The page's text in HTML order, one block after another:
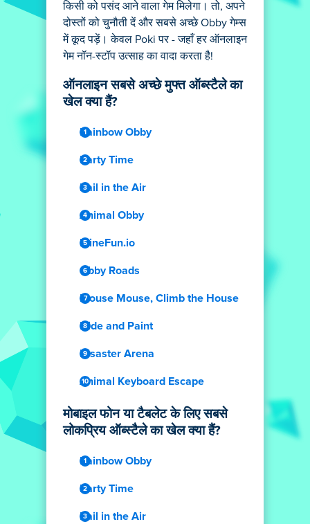
किसी को पसंद आने वाला गेम मिलेगा। तो, अपने
दोस्तों को चुनौती दें और सबसे अच्छे Obby गेम्स
में कूद पड़ें। केवल Poki पर - जहाँ हर ऑनलाइन
गेम नॉन-स्टॉप उत्साह का वादा करता है!
ऑनलाइन सबसे अच्छे मुफ्त ऑब्स्टैले का
खेल क्या हैं?
Rainbow Obby
Party Time
Rail in the Air
Animal Obby
MineFun.io
Obby Roads
Mouse Mouse, Climb the House
Hide and Paint
Disaster Arena
Animal Keyboard Escape
मोबाइल फोन या टैबलेट के लिए सबसे
लोकप्रिय ऑब्स्टैले का खेल क्या हैं?
Rainbow Obby
Party Time
Rail in the Air